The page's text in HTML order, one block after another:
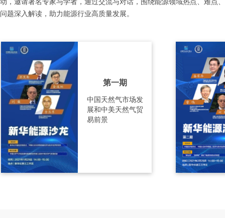
动，邀请著名专家与学者，通过交流与对话，围绕能源领域热点、难点
问题深入解读，助力能源行业高质量发展。
第一期
中国天然气市场发
展和中美天然气贸
易前景